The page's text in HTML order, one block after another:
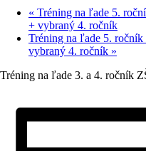
« Tréning na ľade 5.
+ vybraný 4. ročník
Tréning na ľade 5.
vybraný 4. ročník »
Tréning na ľade 3. a 4. ročník